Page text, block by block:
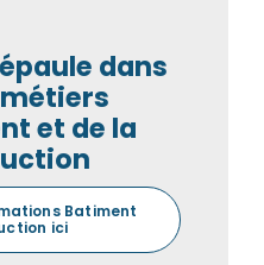
dans
et de la
Batiment
ici